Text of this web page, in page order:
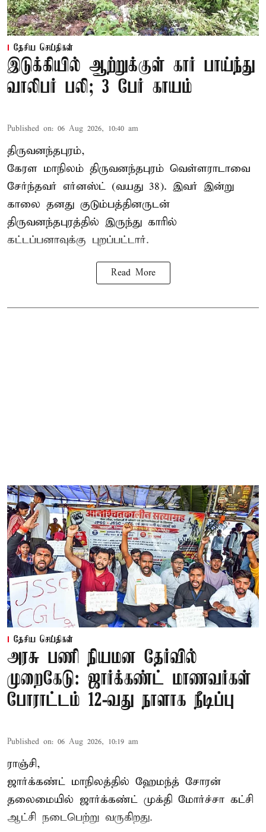
தேசிய செய்திகள்
இடுக்கியில் ஆற்றுக்குள் கார் பாய்ந்து
வாலிபர் பலி; 3 பேர் காயம்
Published on: 06 Aug 2026, 10:40 am
திருவனந்தபுரம்,
கேரள மாநிலம் திருவனந்தபுரம் வெள்ளராடாவை
சேர்ந்தவர் எர்னஸ்ட் (வயது 38). இவர் இன்று
காலை தனது குடும்பத்தினருடன்
திருவனந்தபுரத்தில் இருந்து காரில்
கட்டப்பனாவுக்கு புறப்பட்டார்.
Read More
தேசிய செய்திகள்
அரசு பணி நியமன தேர்வில்
முறைகேடு: ஜார்க்கண்ட் மாணவர்கள்
போராட்டம் 12-வது நாளாக நீடிப்பு
Published on: 06 Aug 2026, 10:19 am
ராஞ்சி,
ஜார்க்கண்ட் மாநிலத்தில் ஹேமந்த் சோரன்
தலைமையில் ஜார்க்கண்ட் முக்தி மோர்ச்சா கட்சி
ஆட்சி நடைபெற்று வருகிறது.